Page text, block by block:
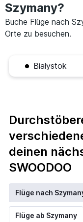
Szymany?
Buche Flüge nach
Orte zu besuchen.
Białystok
deinen
SWOODOO
Flüge nach
Flüge ab Szymany